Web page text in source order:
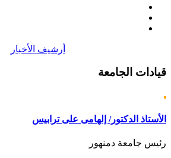
أرشيف الأخبار
قيادات الجامعة
الأستاذ الدكتور/ إلهامى على ترابيس
رئيس جامعة دمنهور